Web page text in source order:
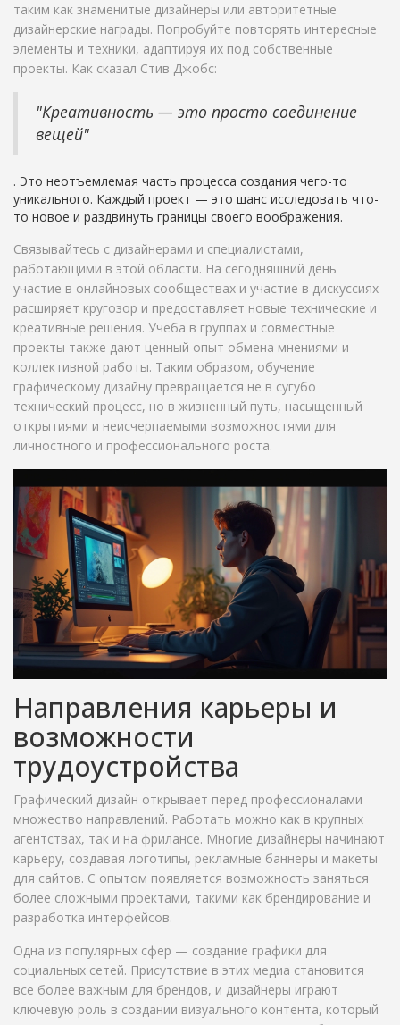
таким как знаменитые дизайнеры или авторитетные
дизайнерские награды. Попробуйте повторять интересные
элементы и техники, адаптируя их под собственные
проекты. Как сказал Стив Джобс:
"Креативность — это просто соединение
вещей"
. Это неотъемлемая часть процесса создания чего-то
уникального. Каждый проект — это шанс исследовать что-
то новое и раздвинуть границы своего воображения.
Связывайтесь с дизайнерами и специалистами,
работающими в этой области. На сегодняшний день
участие в онлайновых сообществах и участие в дискуссиях
расширяет кругозор и предоставляет новые технические и
креативные решения. Учеба в группах и совместные
проекты также дают ценный опыт обмена мнениями и
коллективной работы. Таким образом, обучение
графическому дизайну превращается не в сугубо
технический процесс, но в жизненный путь, насыщенный
открытиями и неисчерпаемыми возможностями для
личностного и профессионального роста.
Направления карьеры и
возможности
трудоустройства
Графический дизайн открывает перед профессионалами
множество направлений. Работать можно как в крупных
агентствах, так и на фрилансе. Многие дизайнеры начинают
карьеру, создавая логотипы, рекламные баннеры и макеты
для сайтов. С опытом появляется возможность заняться
более сложными проектами, такими как брендирование и
разработка интерфейсов.
Одна из популярных сфер — создание графики для
социальных сетей. Присутствие в этих медиа становится
все более важным для брендов, и дизайнеры играют
ключевую роль в создании визуального контента, который